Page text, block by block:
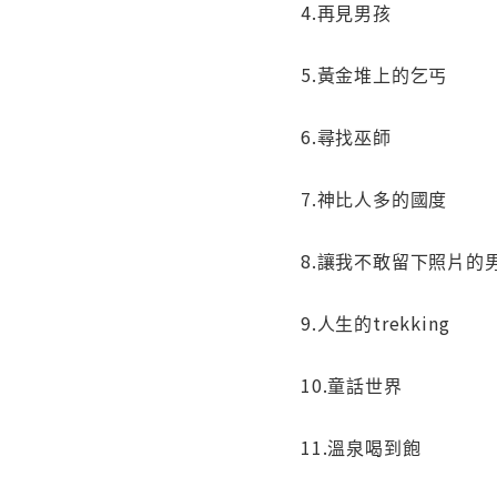
4.再見男孩
5.黃金堆上的乞丐
6.尋找巫師
7.神比人多的國度
8.讓我不敢留下照片的
9.人生的trekking
10.童話世界
11.溫泉喝到飽